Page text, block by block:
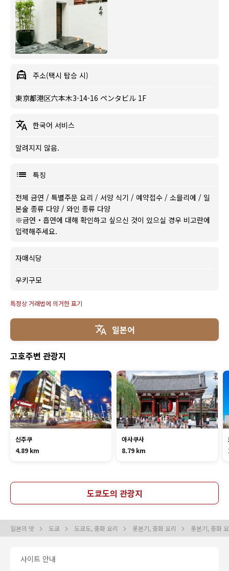
주소(택시 탑승 시)
東京都港区六本木3-14-16 ペンタビル 1F
한국어 서비스
알려지지 않음.
특징
전체 금연 / 특별주문 요리 / 서양 식기 / 예약접수 / 소믈리에 / 일
본술 종류 다양 / 와인 종류 다양
※금연・흡연에 대해 확인하고 싶으신 것이 있으실 경우 비고란에
입력해주세요.
자매식당
우키구모
특정상 거래법에 의거한 표기
일본어
고호주변 관광지
신주쿠
4.89 km
아사쿠사
8.79 km
도쿄도의 관광지
일본의 맛 도쿄 도쿄도, 중화 요리 롯본기, 중화 요리 롯본기, 중화
사이트 안내